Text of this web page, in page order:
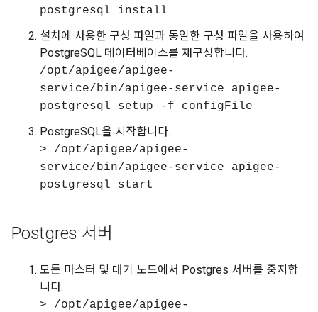
postgresql install
설치에 사용한 구성 파일과 동일한 구성 파일을 사용하여
PostgreSQL 데이터베이스를 재구성합니다.
/opt/apigee/apigee-
service/bin/apigee-service apigee-
postgresql setup -f configFile
PostgreSQL을 시작합니다.
> /opt/apigee/apigee-
service/bin/apigee-service apigee-
postgresql start
Postgres 서버
모든 마스터 및 대기 노드에서 Postgres 서버를 중지합
니다.
> /opt/apigee/apigee-